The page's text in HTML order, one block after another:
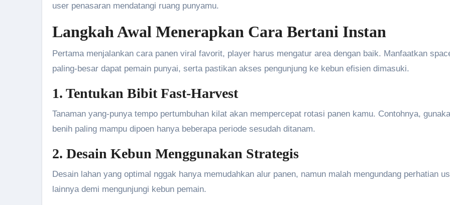
user penasaran mendatangi ruang punyamu.
Langkah Awal Menerapkan Cara Bertani Instan
Pertama menjalankan cara panen viral favorit, player harus mengatur area dengan baik. Manfaatkan
paling-besar dapat pemain punyai, serta pastikan akses pengunjung ke kebun efisien dimasuki.
1. Tentukan Bibit Fast-Harvest
Tanaman yang-punya tempo pertumbuhan kilat akan mempercepat rotasi panen kamu. Contohnya,
benih paling mampu dipoen hanya beberapa periode sesudah ditanam.
2. Desain Kebun Menggunakan Strategis
Desain lahan yang optimal nggak hanya memudahkan alur panen, namun malah mengundang perhatian
lainnya demi mengunjungi kebun pemain.